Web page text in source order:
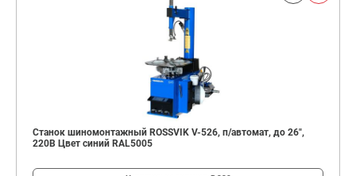
Станок шиномонтажный ROSSVIK V-526, п/автомат, до 26",
220В Цвет синий RAL5005